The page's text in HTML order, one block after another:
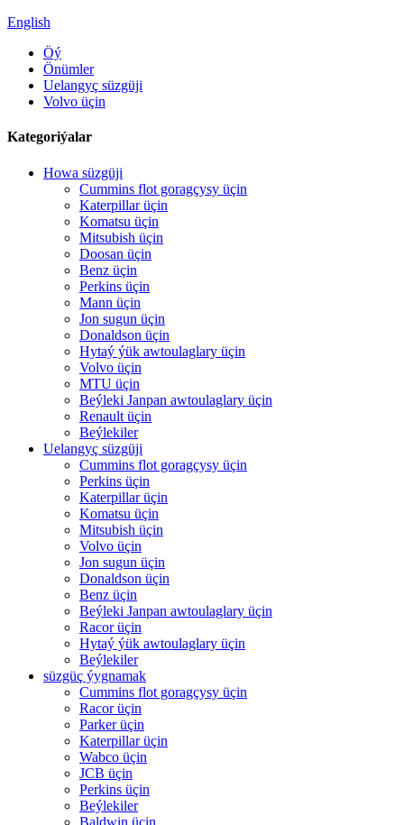
English
Öý
Önümler
Uelangyç süzgüji
Volvo üçin
Kategoriýalar
Howa süzgüji
Cummins flot goragçysy üçin
Katerpillar üçin
Komatsu üçin
Mitsubish üçin
Doosan üçin
Benz üçin
Perkins üçin
Mann üçin
Jon sugun üçin
Donaldson üçin
Hytaý ýük awtoulaglary üçin
Volvo üçin
MTU üçin
Beýleki Janpan awtoulaglary üçin
Renault üçin
Beýlekiler
Uelangyç süzgüji
Cummins flot goragçysy üçin
Perkins üçin
Katerpillar üçin
Komatsu üçin
Mitsubish üçin
Volvo üçin
Jon sugun üçin
Donaldson üçin
Benz üçin
Beýleki Janpan awtoulaglary üçin
Racor üçin
Hytaý ýük awtoulaglary üçin
Beýlekiler
süzgüç ýygnamak
Cummins flot goragçysy üçin
Racor üçin
Parker üçin
Katerpillar üçin
Wabco üçin
JCB üçin
Perkins üçin
Beýlekiler
Baldwin üçin